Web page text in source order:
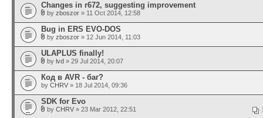
Changes in r672, suggesting improvement
by zboszor » 11 Oct 2014, 12:58
Bug in ERS EVO-DOS
by zboszor » 12 Jun 2014, 11:03
ULAPLUS finally!
by lvd » 29 Jul 2014, 20:07
Код в AVR - баг?
by CHRV » 18 Jul 2014, 09:36
SDK for Evo
by CHRV » 23 Mar 2012, 22:51